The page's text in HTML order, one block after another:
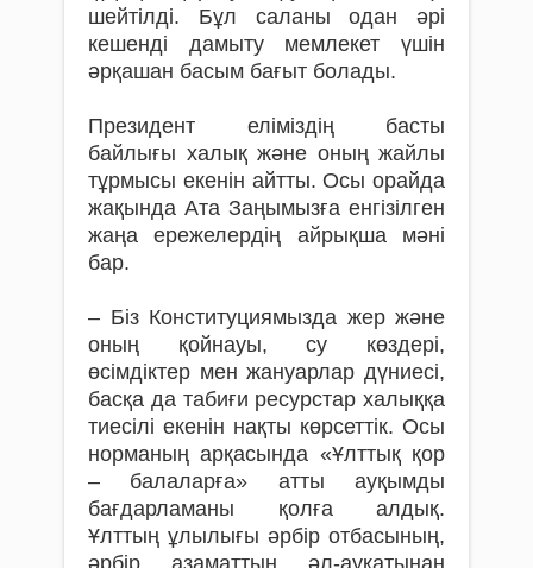
шейтілді. Бұл саланы одан әрі
кешенді дамыту мемлекет үшін
әрқашан басым бағыт болады.
Президент еліміздің басты
байлығы халық және оның жайлы
тұрмысы екенін айтты. Осы орайда
жақында Ата Заңымызға енгізілген
жаңа ережелердің айрықша мәні
бар.
– Біз Конституциямызда жер жəне
оның қойнауы, су көздері,
өсімдіктер мен жануарлар дүниесі,
басқа да табиғи ресурстар халыққа
тиесілі екенін нақты көрсеттік. Осы
норманың арқасында «Ұлттық қор
– балаларға» атты ауқымды
бағдарламаны қолға алдық.
Ұлттың ұлылығы әрбір отбасының,
әрбір азаматтың әл-ауқатынан